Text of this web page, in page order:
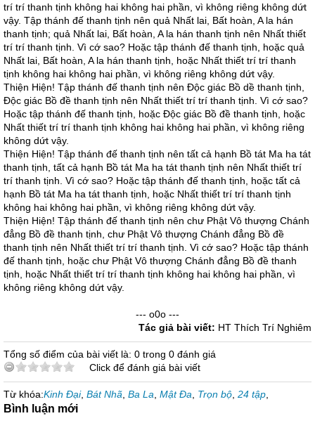
trí trí thanh tịnh không hai không hai phần, vì không riêng không dứt
vậy. Tập thánh đế thanh tịnh nên quả Nhất lai, Bất hoàn, A la hán
thanh tịnh; quả Nhất lai, Bất hoàn, A la hán thanh tịnh nên Nhất thiết
trí trí thanh tịnh. Vì cớ sao? Hoặc tập thánh đế thanh tịnh, hoặc quả
Nhất lai, Bất hoàn, A la hán thanh tịnh, hoặc Nhất thiết trí trí thanh
tịnh không hai không hai phần, vì không riêng không dứt vậy.
Thiện Hiện! Tập thánh đế thanh tịnh nên Ðộc giác Bồ dề thanh tịnh,
Ðộc giác Bồ đề thanh tịnh nên Nhất thiết trí trí thanh tịnh. Vì cớ sao?
Hoặc tập thánh đế thanh tịnh, hoặc Ðộc giác Bồ đề thanh tịnh, hoặc
Nhất thiết trí trí thanh tịnh không hai không hai phần, vì không riêng
không dứt vậy.
Thiện Hiện! Tập thánh đế thanh tịnh nên tất cả hạnh Bồ tát Ma ha tát
thanh tịnh, tất cả hạnh Bồ tát Ma ha tát thanh tịnh nên Nhất thiết trí
trí thanh tịnh. Vì cớ sao? Hoặc tập thánh đế thanh tịnh, hoặc tất cả
hạnh Bồ tát Ma ha tát thanh tịnh, hoặc Nhất thiết trí trí thanh tịnh
không hai không hai phần, vì không riêng không dứt vậy.
Thiện Hiện! Tập thánh đế thanh tịnh nên chư Phật Vô thượng Chánh
đẳng Bồ đề thanh tịnh, chư Phật Vô thượng Chánh đẳng Bồ đề
thanh tịnh nên Nhất thiết trí trí thanh tịnh. Vì cớ sao? Hoặc tập thánh
đế thanh tịnh, hoặc chư Phật Vô thượng Chánh đẳng Bồ đề thanh
tịnh, hoặc Nhất thiết trí trí thanh tịnh không hai không hai phần, vì
không riêng không dứt vậy.
--- o0o ---
Tác giả bài viết: HT Thích Trí Nghiêm
Tổng số điểm của bài viết là: 0 trong 0 đánh giá
Click để đánh giá bài viết
Từ khóa:Kinh Đại, Bát Nhã Ba La Mật Đa Trọn bộ 24 tập
Bình luận mới